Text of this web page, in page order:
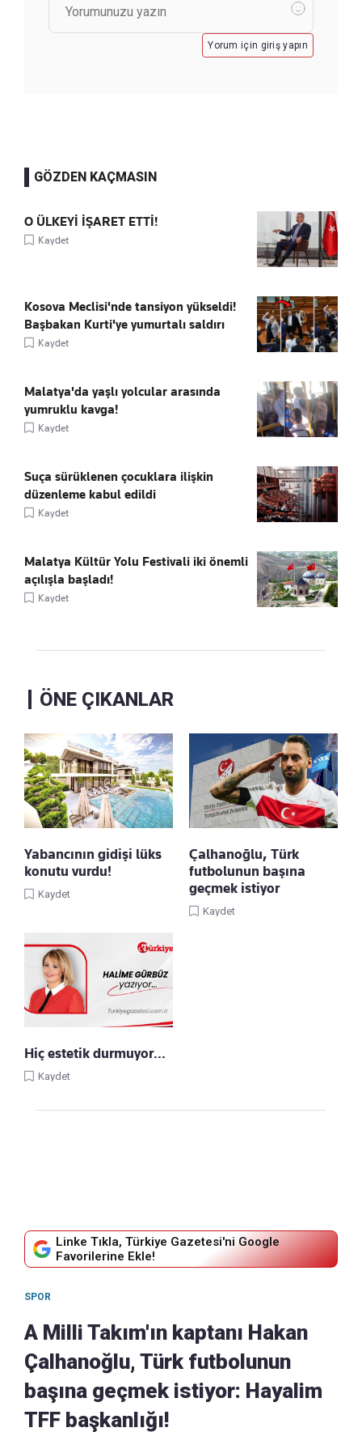
Yorum için giriş yapın
GÖZDEN KAÇMASIN
O ÜLKEYİ İŞARET ETTİ!
Kaydet
Kosova Meclisi'nde tansiyon yükseldi!
Başbakan Kurti'ye yumurtalı saldırı
Kaydet
Malatya'da yaşlı yolcular arasında
yumruklu kavga!
Kaydet
Suça sürüklenen çocuklara ilişkin
düzenleme kabul edildi
Kaydet
Malatya Kültür Yolu Festivali iki önemli
açılışla başladı!
Kaydet
ÖNE ÇIKANLAR
Yabancının gidişi lüks
konutu vurdu!
Kaydet
Çalhanoğlu, Türk
futbolunun başına
geçmek istiyor
Kaydet
Hiç estetik durmuyor…
Kaydet
Linke Tıkla, Türkiye Gazetesi'ni Google
Favorilerine Ekle!
SPOR
A Milli Takım'ın kaptanı Hakan
Çalhanoğlu, Türk futbolunun
başına geçmek istiyor: Hayalim
TFF başkanlığı!